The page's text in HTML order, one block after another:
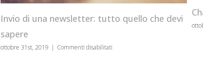
Invio di una newsletter: tutto quello che devi
sapere
ottobre 31st, 2019 | Commenti disabilitatisu